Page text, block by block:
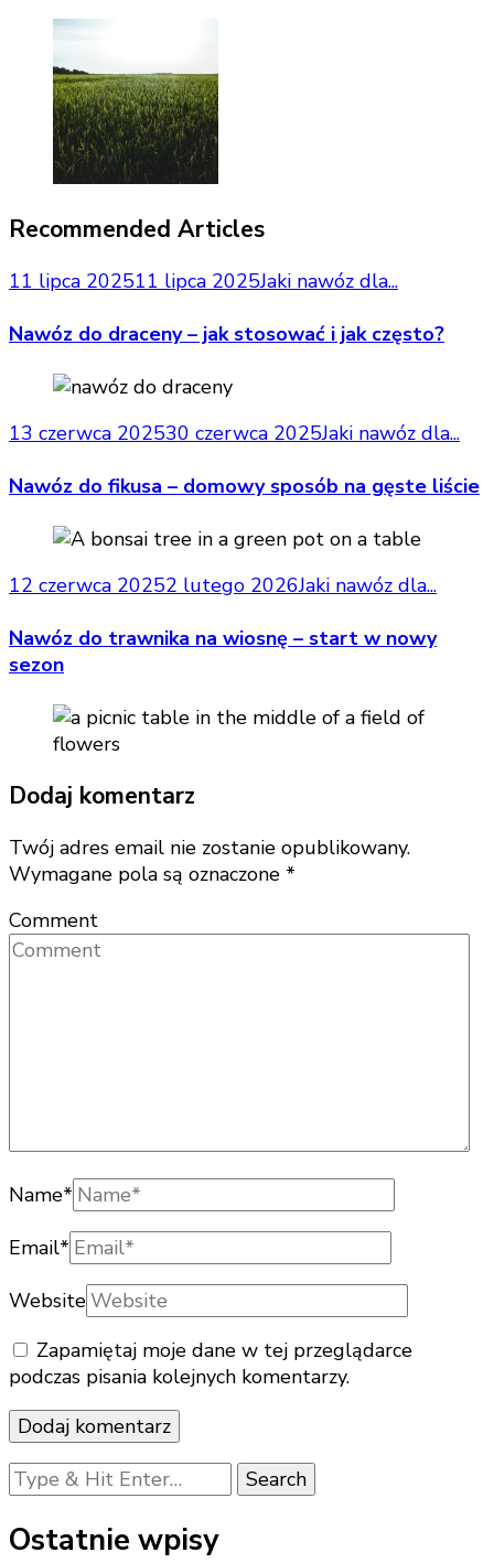
Recommended Articles
11 lipca 202511 lipca 2025Jaki nawóz dla...
Nawóz do draceny – jak stosować i jak często?
13 czerwca 202530 czerwca 2025Jaki nawóz dla...
Nawóz do fikusa – domowy sposób na gęste liście
12 czerwca 20252 lutego 2026Jaki nawóz dla...
Nawóz do trawnika na wiosnę – start w nowy
sezon
Dodaj komentarz
Twój adres email nie zostanie opublikowany.
Wymagane pola są oznaczone *
Comment
Name*
Email*
Website
Zapamiętaj moje dane w tej przeglądarce
podczas pisania kolejnych komentarzy.
Looking
for
Something?
Ostatnie wpisy